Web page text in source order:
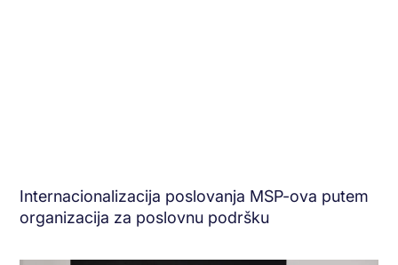
Internacionalizacija poslovanja MSP-ova putem
organizacija za poslovnu podršku